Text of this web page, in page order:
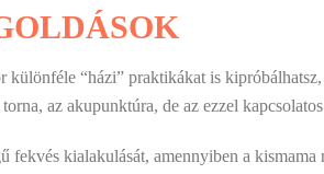
különféle “házi” praktikákat is
az akupunktúra, de az ezzel
fekvés kialakulását, amennyiben a